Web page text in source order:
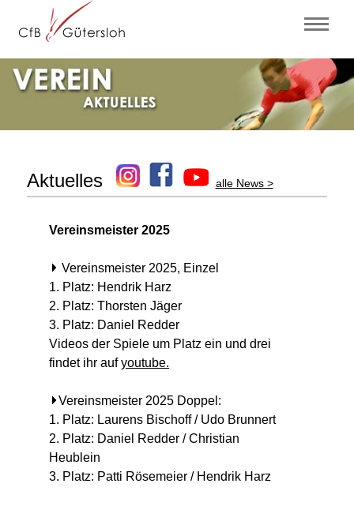
Aktuelles alle News >
Vereinsmeister 2025
Vereinsmeister 2025, Einzel
1. Platz: Hendrik Harz
2. Platz: Thorsten Jäger
3. Platz: Daniel Redder
Videos der Spiele um Platz ein und drei
findet ihr aufyoutube.
Vereinsmeister 2025 Doppel:
1. Platz: Laurens Bischoff / Udo Brunnert
2. Platz: Daniel Redder / Christian
Heublein
3. Platz: Patti Rösemeier / Hendrik Harz